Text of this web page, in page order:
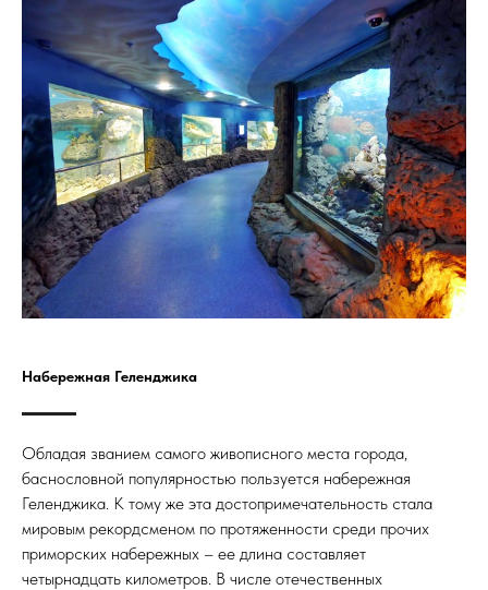
Набережная Геленджика
Обладая званием самого живописного места города,
баснословной популярностью пользуется набережная
Геленджика. К тому же эта достопримечательность стала
мировым рекордсменом по протяженности среди прочих
приморских набережных – ее длина составляет
четырнадцать километров. В числе отечественных